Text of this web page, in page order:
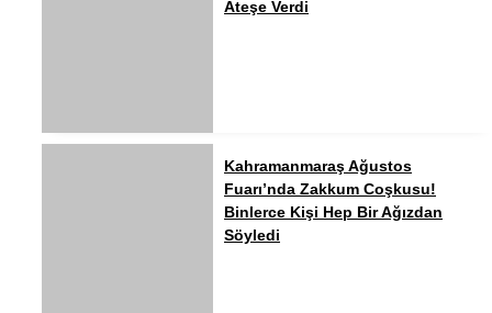
Ateşe Verdi
Kahramanmaraş Ağustos
Fuarı’nda Zakkum Coşkusu!
Binlerce Kişi Hep Bir Ağızdan
Söyledi